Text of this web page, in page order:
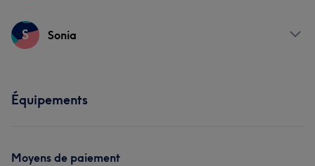
Prestations
S Sonia
Équipements
Moyens de paiement